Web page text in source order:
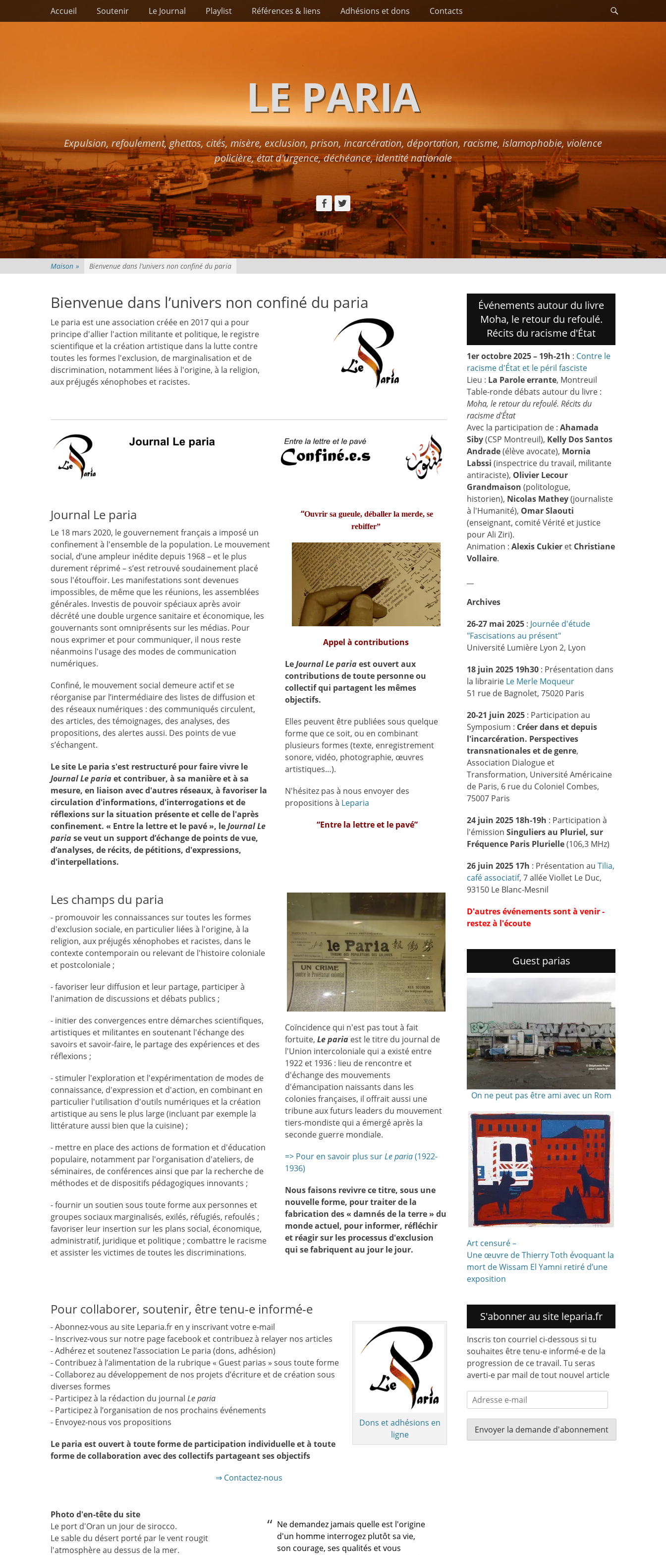
Passer
Premier menu
Accueil Soutenir Le Journal Playlist Références & liens Adhésions et dons Contacts
LE PARIA
Expulsion, refoulement, ghettos, cités, misère, exclusion, prison, incarcération, déportation, racisme, islamophobie, violence
policière, état d'urgence, déchéance, identité nationale
Facebook
Twitter
Maison » Bienvenue dans l’univers non confiné du paria
Bienvenue dans l’univers non confiné du paria
Le paria est une association créée en 2017 qui a pour
principe d'allier l'action militante et politique, le registre
scientifique et la création artistique dans la lutte contre
toutes les formes l'exclusion, de marginalisation et de
discrimination, notamment liées à l'origine, à la religion,
aux préjugés xénophobes et racistes.
Journal Le paria
Le 18 mars 2020, le gouvernement français a imposé un
confinement à l'ensemble de la population. Le mouvement
social, d’une ampleur inédite depuis 1968 – et le plus
durement réprimé – s’est retrouvé soudainement placé
sous l'étouffoir. Les manifestations sont devenues
impossibles, de même que les réunions, les assemblées
générales. Investis de pouvoir spéciaux après avoir
décrété une double urgence sanitaire et économique, les
gouvernants sont omniprésents sur les médias. Pour
nous exprimer et pour communiquer, il nous reste
néanmoins l'usage des modes de communication
numériques.
Confiné, le mouvement social demeure actif et se
réorganise par l’intermédiaire des listes de diffusion et
des réseaux numériques : des communiqués circulent,
des articles, des témoignages, des analyses, des
propositions, des alertes aussi. Des points de vue
s’échangent.
Le site Le paria s'est restructuré pour faire vivre le
Journal Le pariaet contribuer, à sa manière et à sa
mesure, en liaison avec d'autres réseaux, à favoriser la
circulation d'informations, d'interrogations et de
réflexions sur la situation présente et celle de l'après
confinement. « Entre la lettre et le pavé », leJournal Le
pariase veut un support d’échange de points de vue,
d’analyses, de récits, de pétitions, d'expressions,
d'interpellations.
“Ouvrir sa gueule, déballer la merde, se
rebiffer”
Appel à contributions
LeJournal Le pariaest ouvert aux
contributions de toute personne ou
collectif qui partagent les mêmes
objectifs.
Elles peuvent être publiées sous quelque
forme que ce soit, ou en combinant
plusieurs formes (texte, enregistrement
sonore, vidéo, photographie, œuvres
artistiques…).
N'hésitez pas à nous envoyer des
propositions à Leparia
“Entre la lettre et le pavé”
Les champs du paria
- promouvoir les connaissances sur toutes les formes
d'exclusion sociale, en particulier liées à l'origine, à la
religion, aux préjugés xénophobes et racistes, dans le
contexte contemporain ou relevant de l'histoire coloniale
et postcoloniale ;
- favoriser leur diffusion et leur partage, participer à
l'animation de discussions et débats publics ;
- initier des convergences entre démarches scientifiques,
artistiques et militantes en soutenant l'échange des
savoirs et savoir-faire, le partage des expériences et des
réflexions ;
- stimuler l'exploration et l'expérimentation de modes de
connaissance, d'expression et d'action, en combinant en
particulier l'utilisation d'outils numériques et la création
artistique au sens le plus large (incluant par exemple la
littérature aussi bien que la cuisine) ;
- mettre en place des actions de formation et d'éducation
populaire, notamment par l'organisation d'ateliers, de
séminaires, de conférences ainsi que par la recherche de
méthodes et de dispositifs pédagogiques innovants ;
- fournir un soutien sous toute forme aux personnes et
groupes sociaux marginalisés, exilés, réfugiés, refoulés ;
favoriser leur insertion sur les plans social, économique,
administratif, juridique et politique ; combattre le racisme
et assister les victimes de toutes les discriminations.
Coïncidence qui n'est pas tout à fait
fortuite,Le paria est le titre du journal de
l'Union intercoloniale qui a existé entre
1922 et 1936 : lieu de rencontre et
d'échange des mouvements
d'émancipation naissants dans les
colonies françaises, il offrait aussi une
tribune aux futurs leaders du mouvement
tiers-mondiste qui a émergé après la
seconde guerre mondiale.
=> Pour en savoir plus surLe paria(1922-
1936)
Nous faisons revivre ce titre, sous une
nouvelle forme, pour traiter de la
fabrication des « damnés de la terre » du
monde actuel, pour informer, réfléchir
et réagir sur les processus d'exclusion
qui se fabriquent au jour le jour.
Pour collaborer, soutenir, être tenu-e informé-e
Dons et adhésions en
ligne
- Abonnez-vous au site Leparia.fr en y inscrivant votre e-mail
- Inscrivez-vous sur notre page facebook et contribuez à relayer nos articles
- Adhérez et soutenez l’association Le paria (dons, adhésion)
- Contribuez à l’alimentation de la rubrique « Guest parias » sous toute forme
- Collaborez au développement de nos projets d’écriture et de création sous
diverses formes
- Participez à la rédaction du journal Le paria
- Participez à l’organisation de nos prochains événements
- Envoyez-nous vos propositions
Le paria est ouvert à toute forme de participation individuelle et à toute
forme de collaboration avec des collectifs partageant ses objectifs
⇒ Contactez-nous
Photo d'en-tête du site
Le port d'Oran un jour de sirocco.
Le sable du désert porté par le vent rougit
l'atmosphère au dessus de la mer.
Ne demandez jamais quelle est l'origine
d'un homme interrogez plutôt sa vie,
son courage, ses qualités et vous
Événements autour du livre
Moha, le retour du refoulé.
Récits du racisme d'État
1er octobre 2025 – 19h-21h : Contre le
racisme d'État et le péril fasciste
Lieu : La Parole errante, Montreuil
Table-ronde débats autour du livre :
Moha, le retour du refoulé. Récits du
racisme d'État
Avec la participation de : Ahamada
Siby(CSP Montreuil), Kelly Dos Santos
Andrade(élève avocate), Mornia
Labssi (inspectrice du travail, militante
antiraciste), Olivier Lecour
Grandmaison (politologue,
historien), Nicolas Mathey(journaliste
à l'Humanité), Omar Slaouti
(enseignant, comité Vérité et justice
pour Ali Ziri).
Animation : Alexis Cukier et Christiane
Vollaire.
Archives
26-27 mai 2025 : Journée d'étude
"Fascisations au présent"
Université Lumière Lyon 2, Lyon
18 juin 2025 19h30 : Présentation dans
la librairie Le Merle Moqueur
51 rue de Bagnolet, 75020 Paris
20-21 juin 2025 : Participation au
Symposium : Créer dans et depuis
l'incarcération. Perspectives
transnationales et de genre,
Association Dialogue et
Transformation, Université Américaine
de Paris, 6 rue du Coloniel Combes,
75007 Paris
24 juin 2025 18h-19h : Participation à
l'émission Singuliers au Pluriel, sur
Fréquence Paris Plurielle(106,3 MHz)
26 juin 2025 17h : Présentation au Tilia,
café associatif, 7 allée Viollet Le Duc,
93150 Le Blanc-Mesnil
D'autres événements sont à venir -
restez à l'écoute
Guest parias
On ne peut pas être ami avec un Rom
Art censuré –
Une œuvre de Thierry Toth évoquant la
mort de Wissam El Yamni retiré d’une
exposition
S'abonner au site leparia.fr
Inscris ton courriel ci-dessous si tu
souhaites être tenu-e informé-e de la
progression de ce travail. Tu seras
averti-e par mail de tout nouvel article
Adresse
e-
mail